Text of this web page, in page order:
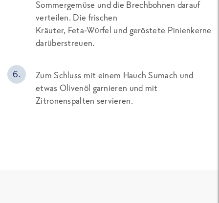
Sommergemüse und die Brechbohnen darauf
verteilen. Die frischen
Kräuter, Feta-Würfel und geröstete Pinienkerne
darüberstreuen.
Zum Schluss mit einem Hauch Sumach und
etwas Olivenöl garnieren und mit
Zitronenspalten servieren.